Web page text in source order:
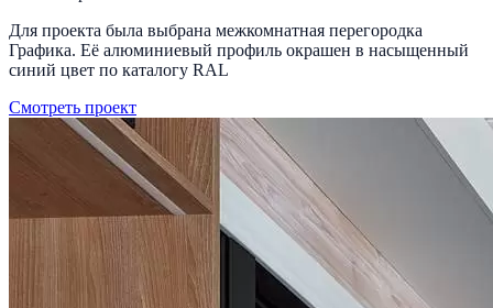
Для проекта была выбрана межкомнатная перегородка
Графика. Её алюминиевый профиль окрашен в насыщенный
синий цвет по каталогу RAL
Смотреть проект